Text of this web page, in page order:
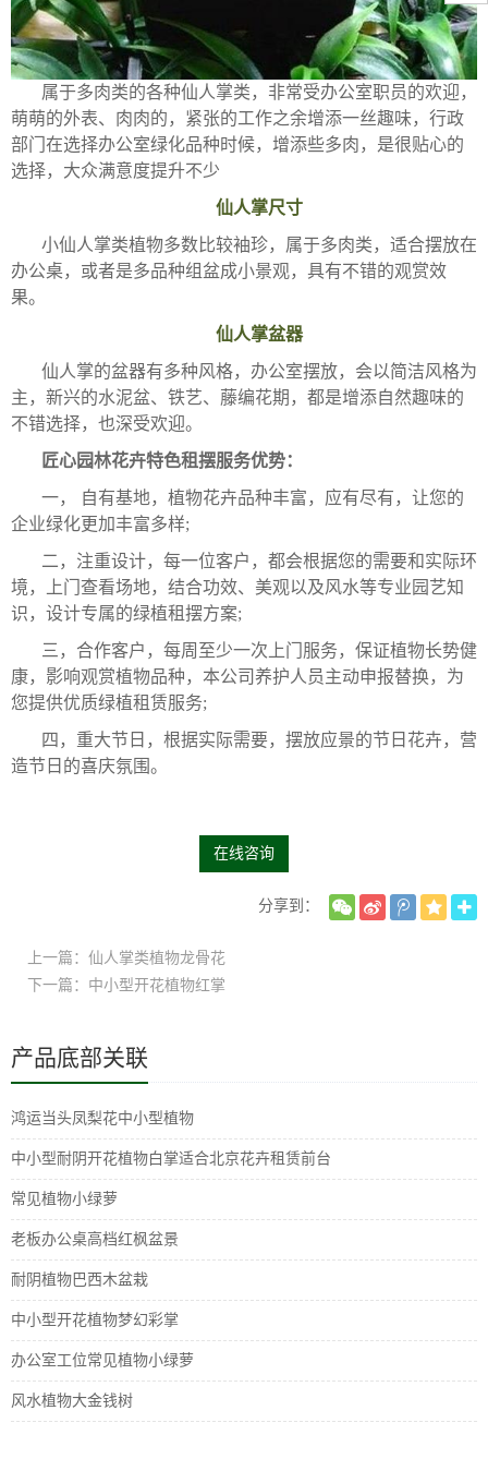
属于多肉类的各种仙人掌类，非常受办公室职员的欢迎，
萌萌的外表、肉肉的，紧张的工作之余增添一丝趣味，行政
部门在选择办公室绿化品种时候，增添些多肉，是很贴心的
选择，大众满意度提升不少
仙人掌尺寸
小仙人掌类植物多数比较袖珍，属于多肉类，适合摆放在
办公桌，或者是多品种组盆成小景观，具有不错的观赏效
果。
仙人掌盆器
仙人掌的盆器有多种风格，办公室摆放，会以简洁风格为
主，新兴的水泥盆、铁艺、藤编花期，都是增添自然趣味的
不错选择，也深受欢迎。
匠心园林花卉特色租摆服务优势：
一， 自有基地，植物花卉品种丰富，应有尽有，让您的
企业绿化更加丰富多样;
二，注重设计，每一位客户，都会根据您的需要和实际环
境，上门查看场地，结合功效、美观以及风水等专业园艺知
识，设计专属的绿植租摆方案;
三，合作客户，每周至少一次上门服务，保证植物长势健
康，影响观赏植物品种，本公司养护人员主动申报替换，为
您提供优质绿植租赁服务;
四，重大节日，根据实际需要，摆放应景的节日花卉，营
造节日的喜庆氛围。
在线咨询
分享到：
上一篇：仙人掌类植物龙骨花
下一篇：中小型开花植物红掌
产品底部关联
鸿运当头凤梨花中小型植物
中小型耐阴开花植物白掌适合北京花卉租赁前台
常见植物小绿萝
老板办公桌高档红枫盆景
耐阴植物巴西木盆栽
中小型开花植物梦幻彩掌
办公室工位常见植物小绿萝
风水植物大金钱树